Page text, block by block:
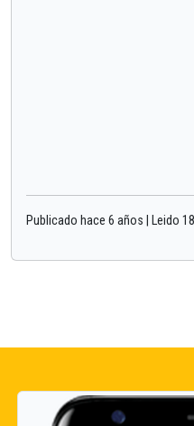
Publicado hace 6 años | Leido